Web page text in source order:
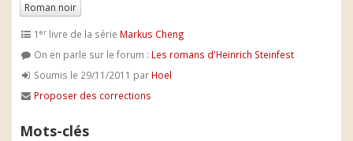
Roman noir
1er livre de la série Markus Cheng
On en parle sur le forum : Les romans d'Heinrich Steinfest
Soumis le 29/11/2011 par Hoel
Proposer des corrections
Mots-clés